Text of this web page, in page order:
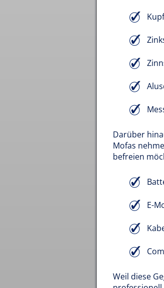
Darüber
Mofas
befreien
E-
Weil diese